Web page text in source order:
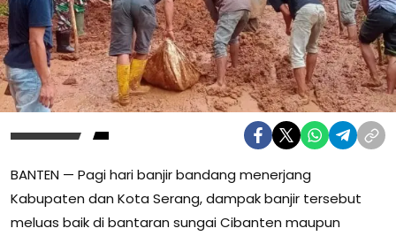
BANTEN — Pagi hari banjir bandang menerjang
Kabupaten dan Kota Serang, dampak banjir tersebut
meluas baik di bantaran sungai Cibanten maupun